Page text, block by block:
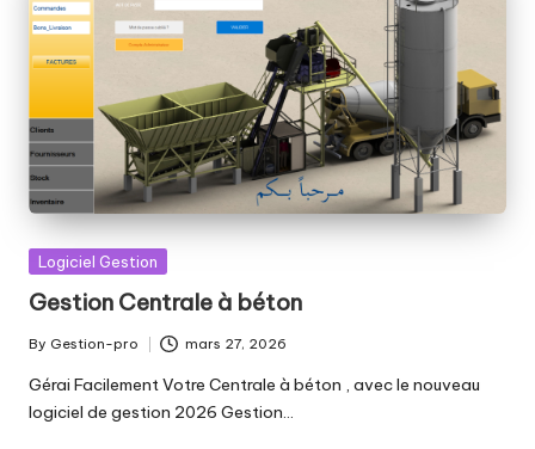
Posted
Logiciel Gestion
Gestion Centrale à béton
Posted
by
By Gestion-pro mars 27, 2026
Gérai Facilement Votre Centrale à béton , avec le nouveau
logiciel de gestion 2026 Gestion…